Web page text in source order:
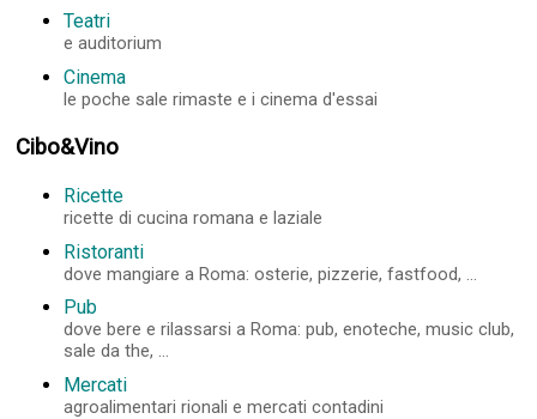
Teatri
e auditorium
Cinema
le poche sale rimaste e i cinema d'essai
Cibo&Vino
Ricette
ricette di cucina romana e laziale
Ristoranti
dove mangiare a Roma: osterie, pizzerie, fastfood, ...
Pub
dove bere e rilassarsi a Roma: pub, enoteche, music club,
sale da the, ...
Mercati
agroalimentari rionali e mercati contadini